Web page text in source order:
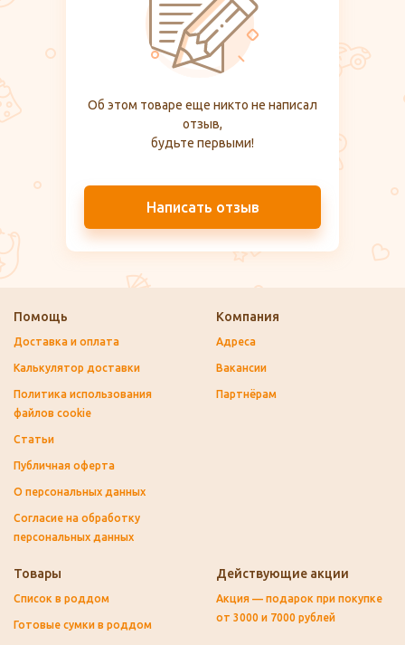
Об этом товаре еще никто не написал
отзыв,
будьте первыми!
Написать отзыв
Помощь
Доставка и оплата
Калькулятор доставки
Политика использования
файлов cookie
Статьи
Публичная оферта
О персональных данных
Согласие на обработку
персональных данных
Компания
Адреса
Вакансии
Партнёрам
Товары
Список в роддом
Готовые сумки в роддом
Действующие акции
Акция — подарок при покупке
от 3000 и 7000 рублей